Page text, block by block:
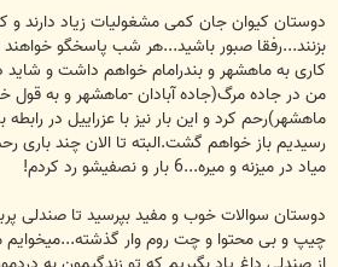
دوستان کیوان جان کمی مشغولیات زیاد دارند و
بزنند...رفقا صبور باشید...هر شب پاسخگو خواهند
کاری به ماهشهر و بندرامام خواهم داشت و شاید
من در جاده مرگ(جاده آبادان -ماهشهر و به قول
ماهشهر)رحم کرد و این بار نیز با عزراییل در رابطه
میاد در میزنه و میره...6 بار و نصفیشو رد کردم!
دوستان سوالات خوب و مفید بپرسید تا صندلی